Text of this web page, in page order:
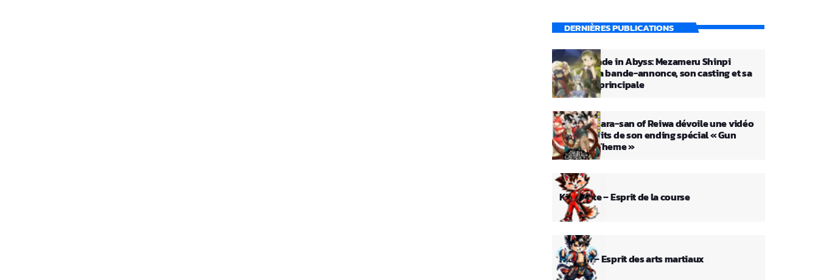
DERNIÈRES PUBLICATIONS
Le film Made in Abyss: Mezameru Shinpi
dévoile sa bande-annonce, son casting et sa
chanson principale
L’anime Dara-san of Reiwa dévoile une vidéo
sans crédits de son ending spécial « Gun
Valsey’s Theme »
Kid Pilote – Esprit de la course
Kid Ken – Esprit des arts martiaux